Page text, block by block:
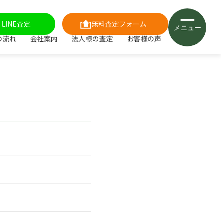
査定
無料査定フォーム
流れ 会社案内 法人様の査定 お客様の声
メニュー